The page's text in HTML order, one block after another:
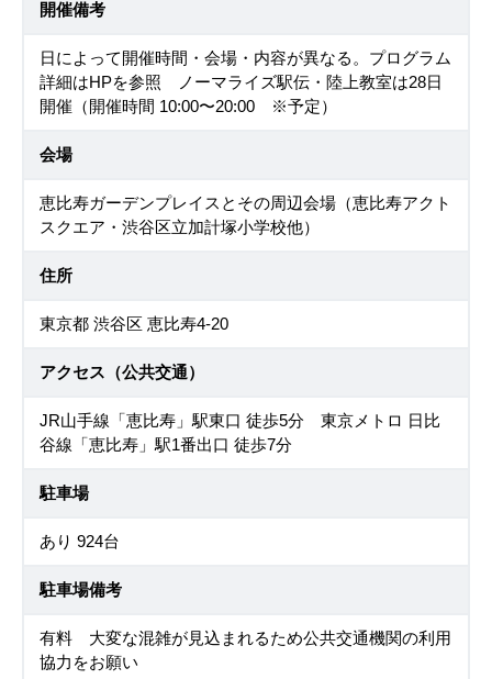
開催備考
日によって開催時間・会場・内容が異なる。プログラム
詳細はHPを参照 ノーマライズ駅伝・陸上教室は28日
開催（開催時間 10:00〜20:00 ※予定）
会場
恵比寿ガーデンプレイスとその周辺会場（恵比寿アクト
スクエア・渋谷区立加計塚小学校他）
住所
東京都 渋谷区 恵比寿4-20
アクセス（公共交通）
JR山手線「恵比寿」駅東口 徒歩5分 東京メトロ 日比
谷線「恵比寿」駅1番出口 徒歩7分
駐車場
あり 924台
駐車場備考
有料 大変な混雑が見込まれるため公共交通機関の利用
協力をお願い